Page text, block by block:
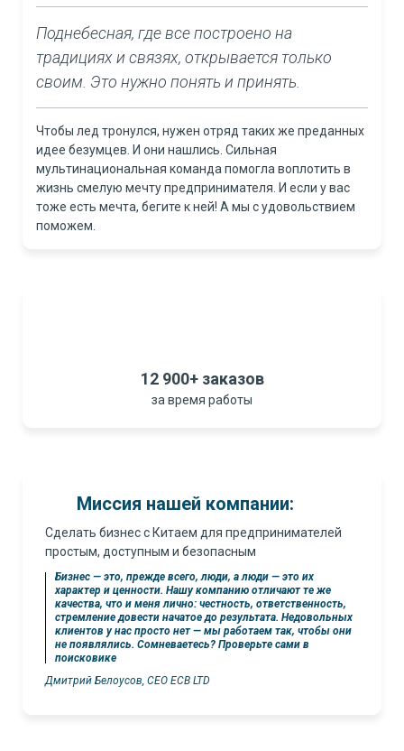
Поднебесная, где все построено на
традициях и связях, открывается только
своим. Это нужно понять и принять.
Чтобы лед тронулся, нужен отряд таких же преданных
идее безумцев. И они нашлись. Сильная
мультинациональная команда помогла воплотить в
жизнь смелую мечту предпринимателя. И если у вас
тоже есть мечта, бегите к ней! А мы с удовольствием
поможем.
12 900+ заказов
за время работы
Миссия нашей компании:
Сделать бизнес с Китаем для предпринимателей
простым, доступным и безопасным
Бизнес — это, прежде всего, люди, а люди — это их
характер и ценности. Нашу компанию отличают те же
качества, что и меня лично: честность, ответственность,
стремление довести начатое до результата. Недовольных
клиентов у нас просто нет — мы работаем так, чтобы они
не появлялись. Сомневаетесь? Проверьте сами в
поисковике
Дмитрий Белоусов, CEO ECB LTD